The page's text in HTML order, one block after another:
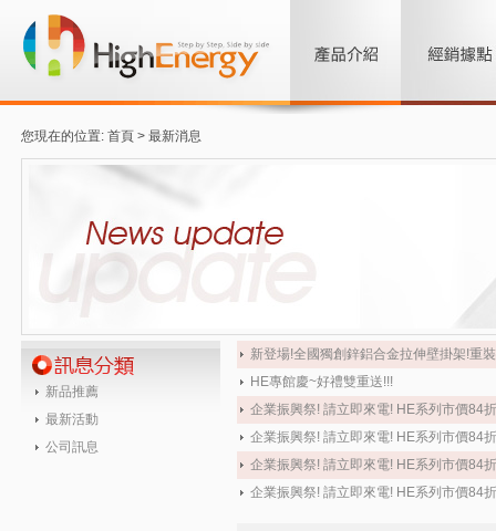
您現在的位置: 首頁 > 最新消息
新品推薦
最新活動
公司訊息
新登場!全國獨創鋅鋁合金拉伸壁掛架!重
HE專館慶~好禮雙重送!!!
企業振興祭! 請立即來電! HE系列市價84
企業振興祭! 請立即來電! HE系列市價84
企業振興祭! 請立即來電! HE系列市價84
企業振興祭! 請立即來電! HE系列市價84